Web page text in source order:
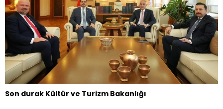
Son durak Kültür ve Turizm Bakanlığı